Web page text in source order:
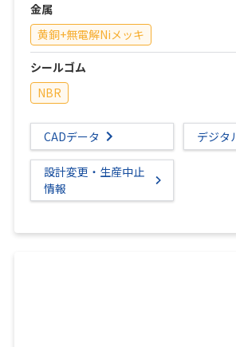
金属
黄銅+無電解Niメッキ
シールゴム
NBR
CADデータ デジタ
設計変更・生産中止
情報